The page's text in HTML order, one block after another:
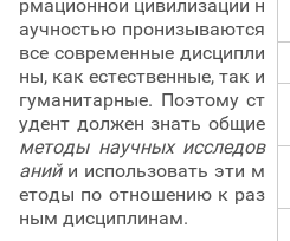
рмационной цивилизации н
аучностью пронизываются
все современные дисципли
ны, как естественные, так и
гуманитарные. Поэтому ст
удент должен знать общие
методы научных исследов
анийи использовать эти м
етоды по отношению к раз
ным дисциплинам.